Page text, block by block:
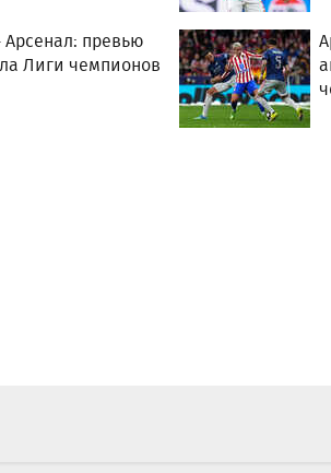
превью
Лиги чемпионов